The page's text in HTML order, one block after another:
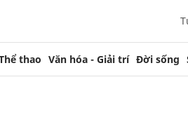
thao Văn hóa - Giải trí Đời sống